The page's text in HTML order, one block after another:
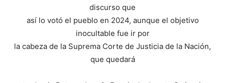
discurso que
así lo votó el pueblo en 2024, aunque el objetivo
inocultable fue ir por
la cabeza de la Suprema Corte de Justicia de la Nación,
que quedará